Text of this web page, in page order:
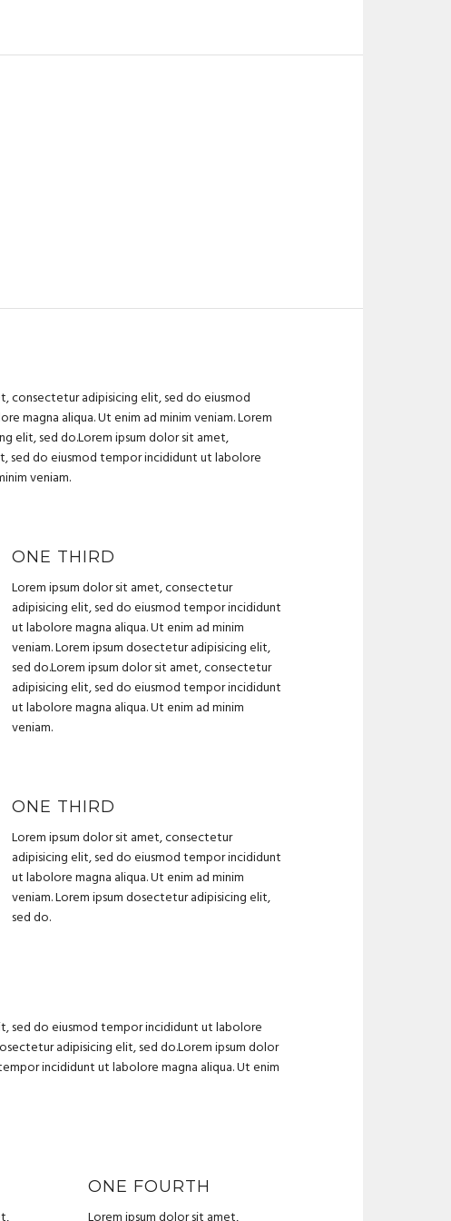
consectetur adipisicing elit, sed do eiusmod
magna aliqua. Ut enim ad minim veniam. Lorem
elit, sed do.Lorem ipsum dolor sit amet,
sed do eiusmod tempor incididunt ut labolore
veniam.
ONE THIRD
Lorem ipsum dolor sit amet, consectetur
adipisicing elit, sed do eiusmod tempor incididunt
ut labolore magna aliqua. Ut enim ad minim
veniam. Lorem ipsum dosectetur adipisicing elit,
sed do.Lorem ipsum dolor sit amet, consectetur
adipisicing elit, sed do eiusmod tempor incididunt
ut labolore magna aliqua. Ut enim ad minim
veniam.
ONE THIRD
Lorem ipsum dolor sit amet, consectetur
adipisicing elit, sed do eiusmod tempor incididunt
ut labolore magna aliqua. Ut enim ad minim
veniam. Lorem ipsum dosectetur adipisicing elit,
sed do.
sed do eiusmod tempor incididunt ut labolore
adipisicing elit, sed do.Lorem ipsum dolor
incididunt ut labolore magna aliqua. Ut enim
ONE FOURTH